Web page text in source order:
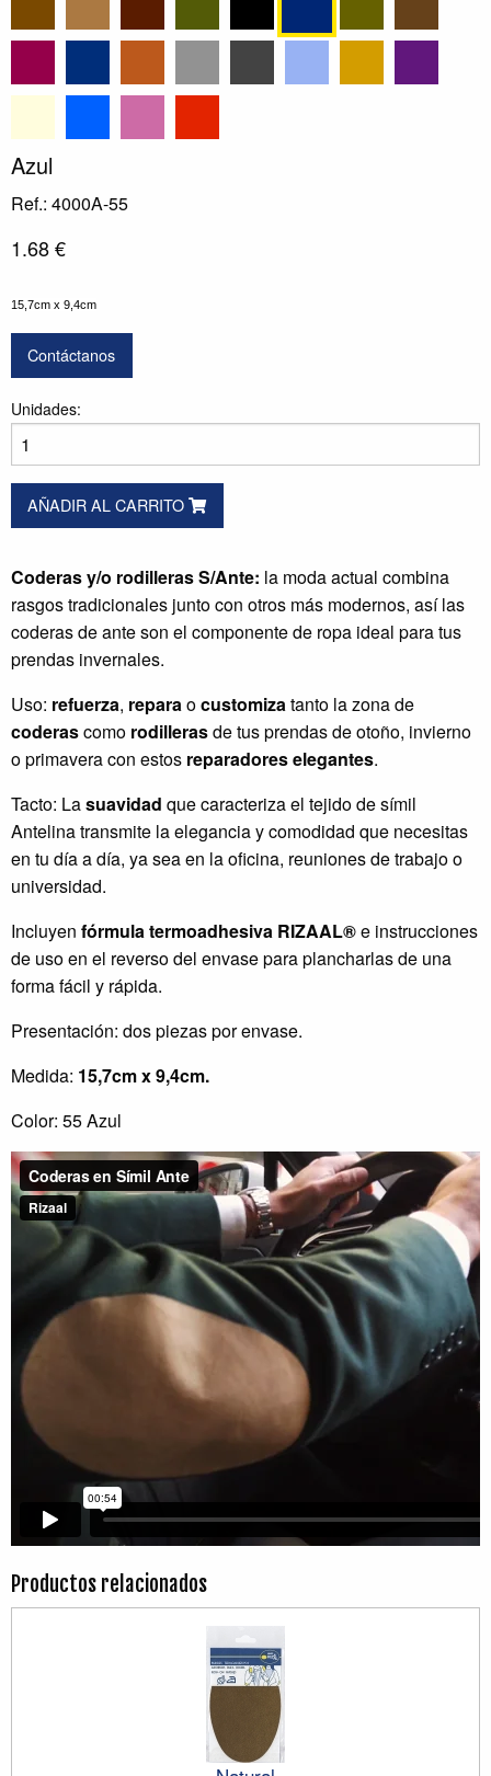
Azul
Ref.: 4000A-55
1.68 €
15,7cm x 9,4cm
Contáctanos
Unidades:
AÑADIR AL CARRITO
Coderas y/o rodilleras S/Ante: la moda actual combina
rasgos tradicionales junto con otros más modernos, así las
coderas de ante son el componente de ropa ideal para tus
prendas invernales.
Uso: refuerza, reparaocustomizatanto la zona de
coderascomo rodillerasde tus prendas de otoño, invierno
o primavera con estos reparadoreselegantes.
Tacto: Lasuavidad que caracteriza el tejido de símil
Antelina transmite la elegancia y comodidad que necesitas
en tu día a día, ya sea en la oficina, reuniones de trabajo o
universidad.
Incluyen fórmula termoadhesiva RIZAAL®e instrucciones
de uso en el reverso del envase para plancharlas de una
forma fácil y rápida.
Presentación: dos piezas por envase.
Medida: 15,7cm x 9,4cm.
Color: 55 Azul
Productos relacionados